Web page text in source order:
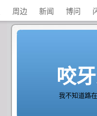
周边 新闻 博问
咬
我不知道路